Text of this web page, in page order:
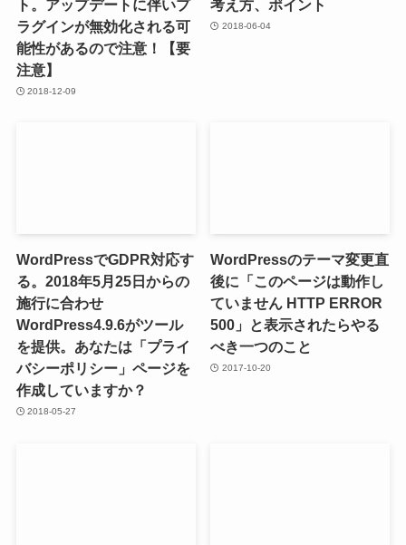
ト。アップデートに伴いプ
ラグインが無効化される可
能性があるので注意！【要
注意】
2018-12-09
考え方、ポイント
2018-06-04
WordPressでGDPR対応す
る。2018年5月25日からの
施行に合わせ
WordPress4.9.6がツール
を提供。あなたは「プライ
バシーポリシー」ページを
作成していますか？
2018-05-27
WordPressのテーマ変更直
後に「このページは動作し
ていません HTTP ERROR
500」と表示されたらやる
べき一つのこと
2017-10-20